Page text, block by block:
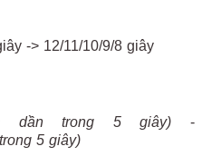
-> 12/11/10/9/8 giây
dần trong 5 giây) -
5 giây)